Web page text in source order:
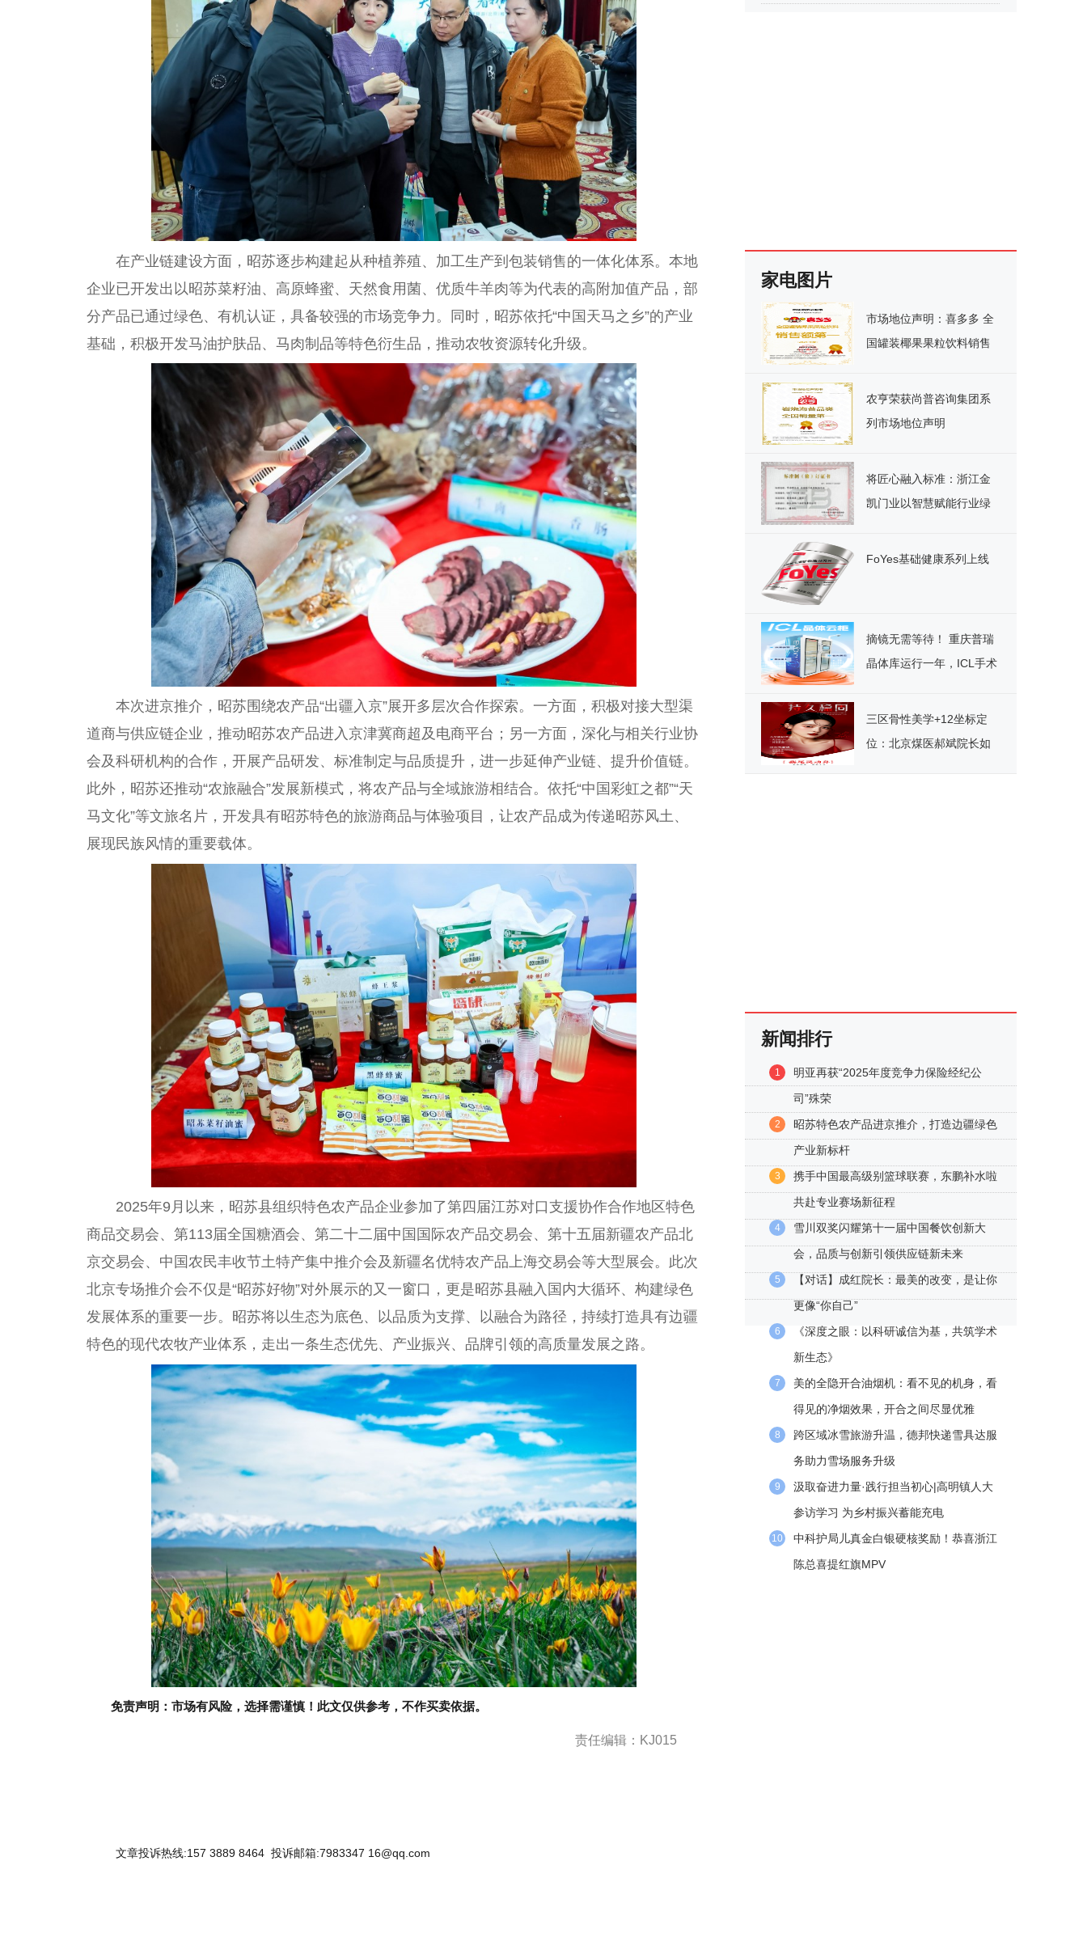
在产业链建设方面，昭苏逐步构建起从种植养殖、加工生产到包装销售的一体化体系。本地
企业已开发出以昭苏菜籽油、高原蜂蜜、天然食用菌、优质牛羊肉等为代表的高附加值产品，部
分产品已通过绿色、有机认证，具备较强的市场竞争力。同时，昭苏依托“中国天马之乡”的产业
基础，积极开发马油护肤品、马肉制品等特色衍生品，推动农牧资源转化升级。
本次进京推介，昭苏围绕农产品“出疆入京”展开多层次合作探索。一方面，积极对接大型渠
道商与供应链企业，推动昭苏农产品进入京津冀商超及电商平台；另一方面，深化与相关行业协
会及科研机构的合作，开展产品研发、标准制定与品质提升，进一步延伸产业链、提升价值链。
此外，昭苏还推动“农旅融合”发展新模式，将农产品与全域旅游相结合。依托“中国彩虹之都”“天
马文化”等文旅名片，开发具有昭苏特色的旅游商品与体验项目，让农产品成为传递昭苏风土、
展现民族风情的重要载体。
2025年9月以来，昭苏县组织特色农产品企业参加了第四届江苏对口支援协作合作地区特色
商品交易会、第113届全国糖酒会、第二十二届中国国际农产品交易会、第十五届新疆农产品北
京交易会、中国农民丰收节土特产集中推介会及新疆名优特农产品上海交易会等大型展会。此次
北京专场推介会不仅是“昭苏好物”对外展示的又一窗口，更是昭苏县融入国内大循环、构建绿色
发展体系的重要一步。昭苏将以生态为底色、以品质为支撑、以融合为路径，持续打造具有边疆
特色的现代农牧产业体系，走出一条生态优先、产业振兴、品牌引领的高质量发展之路。
免责声明：市场有风险，选择需谨慎！此文仅供参考，不作买卖依据。
责任编辑：KJ015
文章投诉热线:157 3889 8464 投诉邮箱:7983347 16@qq.com
家电图片
市场地位声明：喜多多 全
国罐装椰果果粒饮料销售
农亨荣获尚普咨询集团系
列市场地位声明
将匠心融入标准：浙江金
凯门业以智慧赋能行业绿
FoYes基础健康系列上线
摘镜无需等待！ 重庆普瑞
晶体库运行一年，ICL手术
三区骨性美学+12坐标定
位：北京煤医郝斌院长如
新闻排行
1
明亚再获“2025年度竞争力保险经纪公
司”殊荣
2
昭苏特色农产品进京推介，打造边疆绿色
产业新标杆
3
携手中国最高级别篮球联赛，东鹏补水啦
共赴专业赛场新征程
4
雪川双奖闪耀第十一届中国餐饮创新大
会，品质与创新引领供应链新未来
5
【对话】成红院长：最美的改变，是让你
更像“你自己”
6
《深度之眼：以科研诚信为基，共筑学术
新生态》
7
美的全隐开合油烟机：看不见的机身，看
得见的净烟效果，开合之间尽显优雅
8
跨区域冰雪旅游升温，德邦快递雪具达服
务助力雪场服务升级
9
汲取奋进力量·践行担当初心|高明镇人大
参访学习 为乡村振兴蓄能充电
10
中科护局儿真金白银硬核奖励！恭喜浙江
陈总喜提红旗MPV